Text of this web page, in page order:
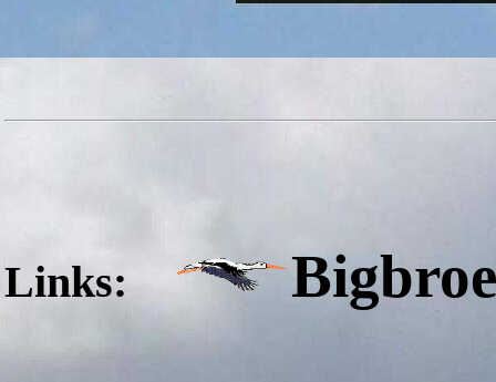
Links: